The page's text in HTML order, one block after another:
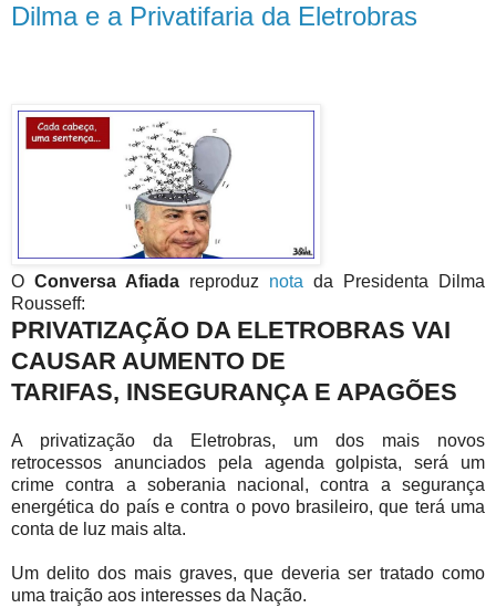
Dilma e a Privatifaria da Eletrobras
O Conversa Afiada reproduz nota da Presidenta Dilma
Rousseff:
PRIVATIZAÇÃO DA ELETROBRAS VAI
CAUSAR AUMENTO DE
TARIFAS, INSEGURANÇA E APAGÕES
A privatização da Eletrobras, um dos mais novos
retrocessos anunciados pela agenda golpista, será um
crime contra a soberania nacional, contra a segurança
energética do país e contra o povo brasileiro, que terá uma
conta de luz mais alta.
Um delito dos mais graves, que deveria ser tratado como
uma traição aos interesses da Nação.